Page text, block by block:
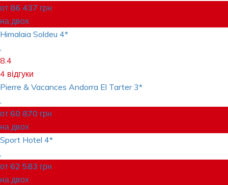
от 86 437 грн
на двох
Himalaia Soldeu 4*
,
8.4
4 відгуки
Pierre & Vacances Andorra El Tarter 3*
,
от 60 870 грн
на двох
Sport Hotel 4*
,
от 62 583 грн
на двох